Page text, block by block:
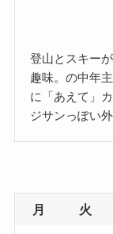
登山とスキー
趣味。の中年
に「あえて」
ジサンっぽい
月 火